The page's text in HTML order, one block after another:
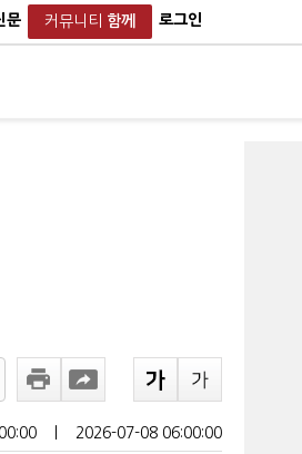
문 커뮤니티 함께 로그인
2026-07-08 06:00:00